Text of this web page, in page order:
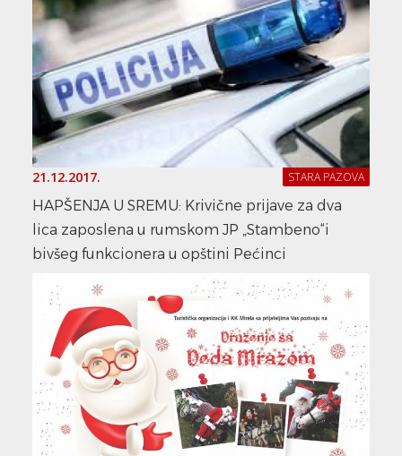
21.12.2017. STARA PAZOVA
HAPŠENJA U SREMU: Krivične prijave za dva
lica zaposlena u rumskom JP „Stambeno“i
bivšeg funkcionera u opštini Pećinci